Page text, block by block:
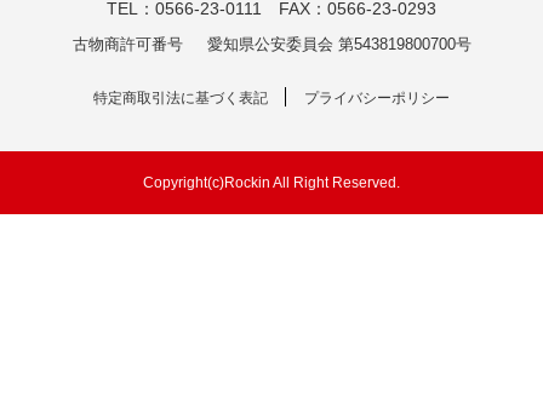
TEL：0566-23-0111 FAX：0566-23-0293
古物商許可番号 愛知県公安委員会 第543819800700号
特定商取引法に基づく表記 プライバシーポリシー
Copyright(c)Rockin All Right Reserved.